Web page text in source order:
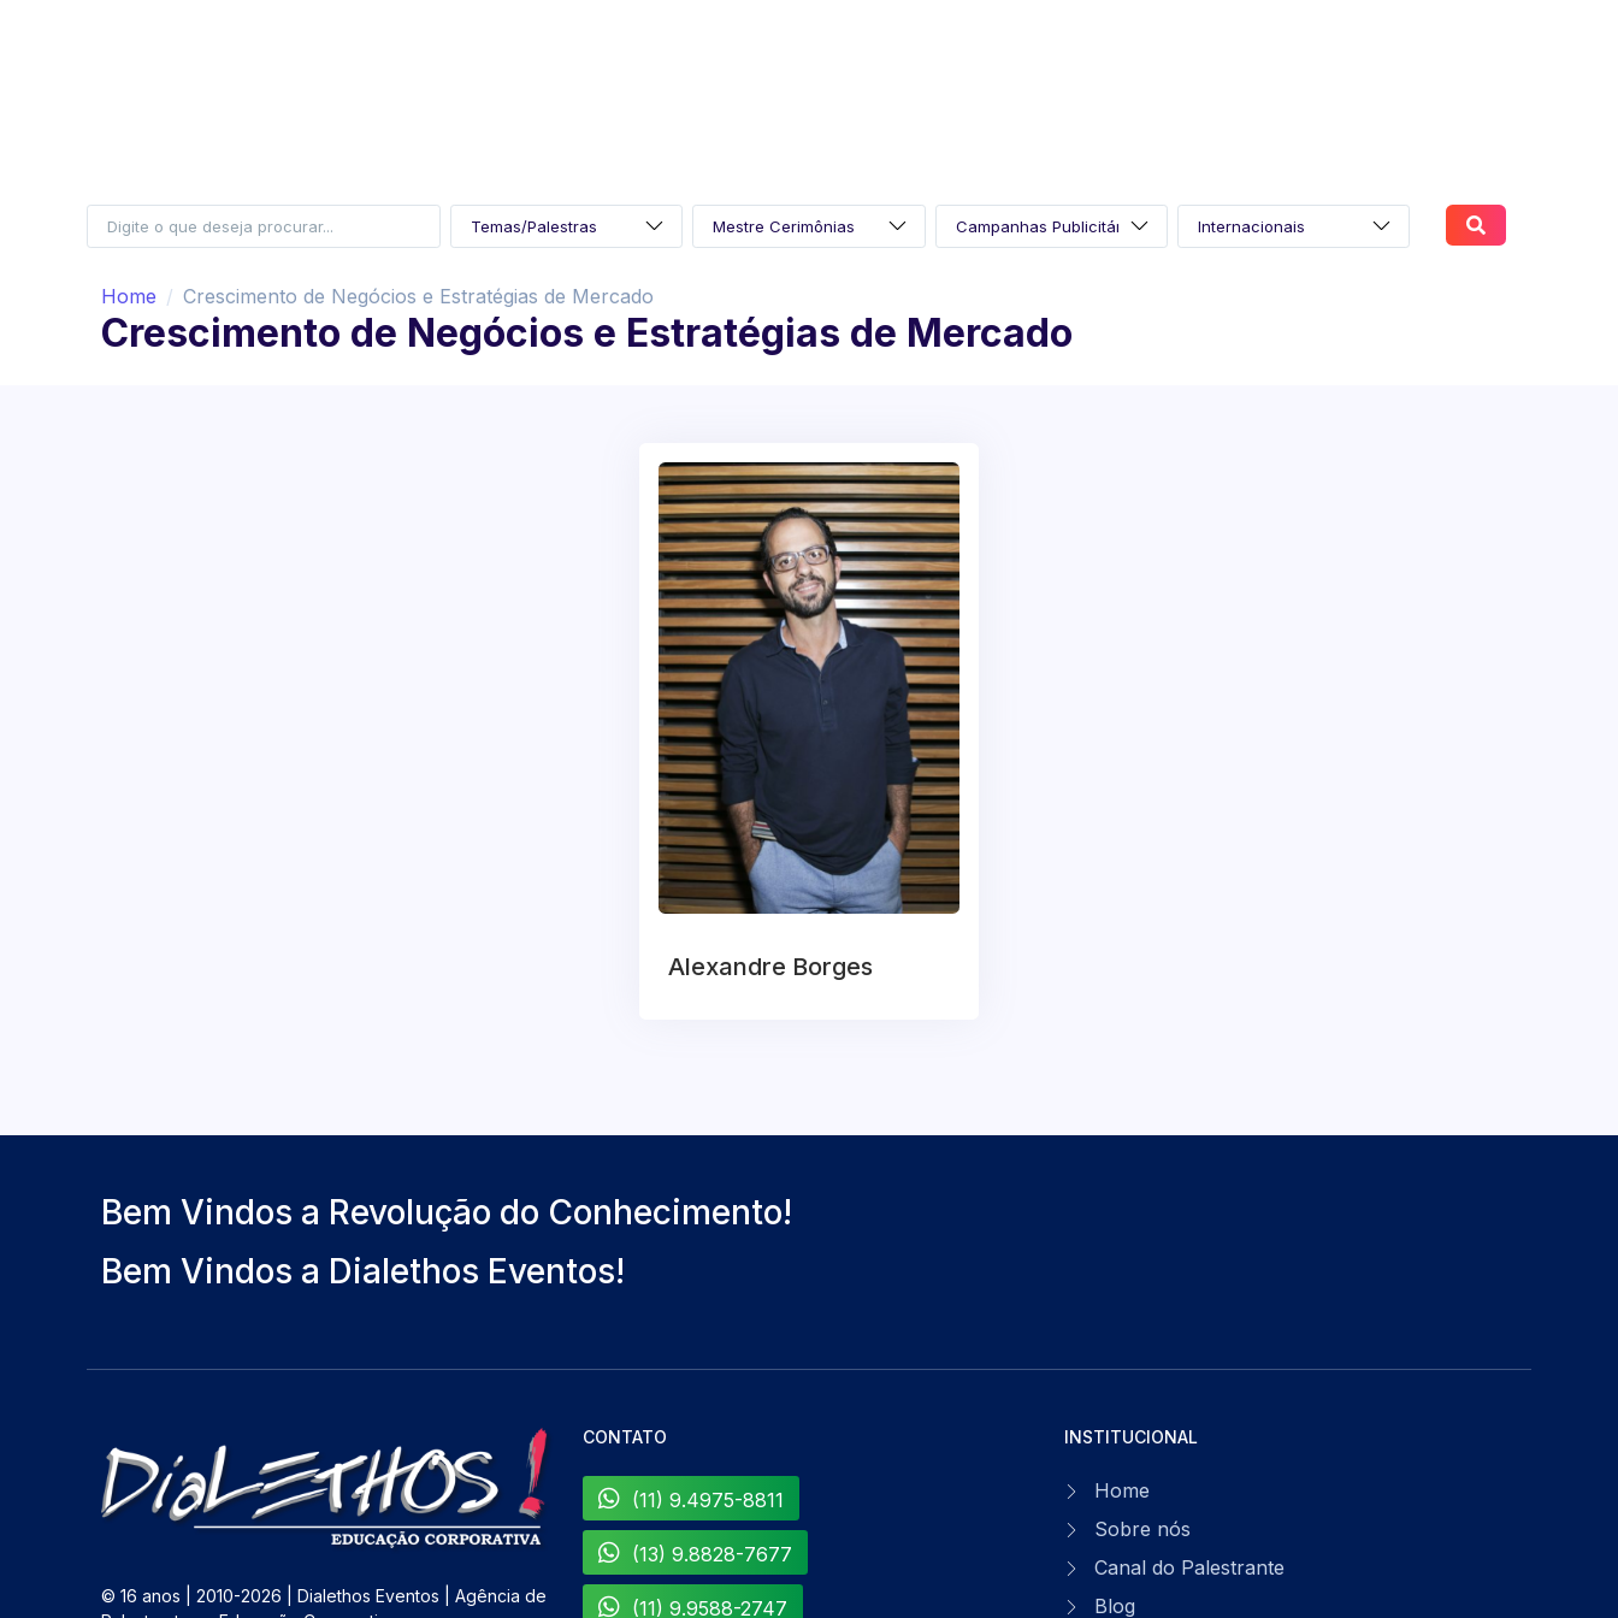
Home Crescimento de Negócios e Estratégias de Mercado
Crescimento de Negócios e Estratégias de Mercado
Alexandre Borges
Bem Vindos a Revolução do Conhecimento!
Bem Vindos a Dialethos Eventos!
© 16 anos | 2010-2026 | Dialethos Eventos | Agência de
CONTATO
(11) 9.4975-8811
(13) 9.8828-7677
(11) 9.9588-2747
INSTITUCIONAL
Home
Sobre nós
Canal do Palestrante
Blog